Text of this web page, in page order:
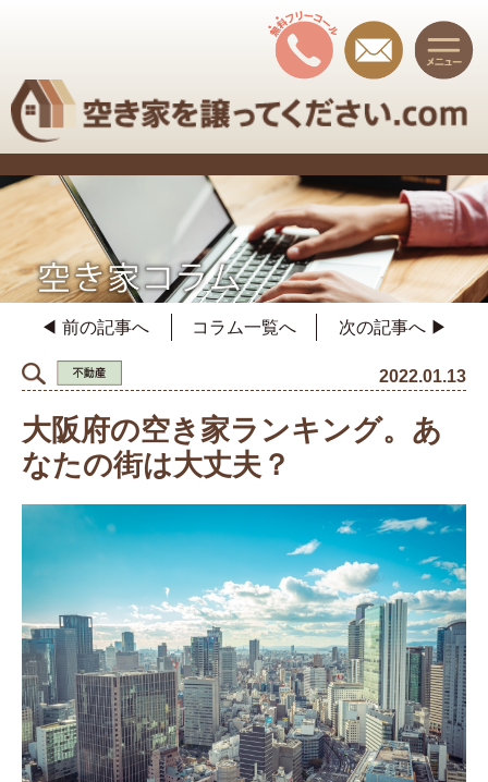
◀ 前の記事へ コラム一覧へ 次の記事へ ▶
2022.01.13
大阪府の空き家ランキング。あ
なたの街は大丈夫？